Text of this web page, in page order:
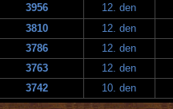
3956
12. den
3810
12. den
3786
12. den
3763
12. den
3742 10. den